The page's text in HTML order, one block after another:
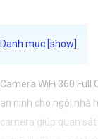
Camera WiFi 360 Full
an ninh cho ngôi nhà
camera giúp quan